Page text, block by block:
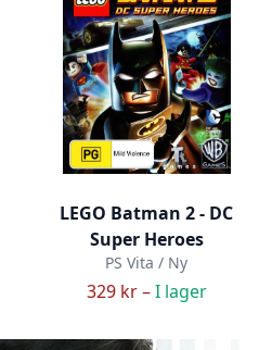
LEGO Batman 2 - DC
Super Heroes
PS Vita / Ny
329 kr –I lager